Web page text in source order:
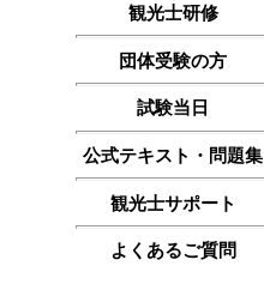
観光士研修
団体受験の方
試験当日
公式テキスト・問題集
観光士サポート
よくあるご質問